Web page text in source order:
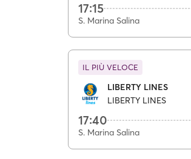
17:15
S. Marina Salina
IL PIÙ VELOCE
LIBERTY LINES
LIBERTY LINES
17:40
S. Marina Salina